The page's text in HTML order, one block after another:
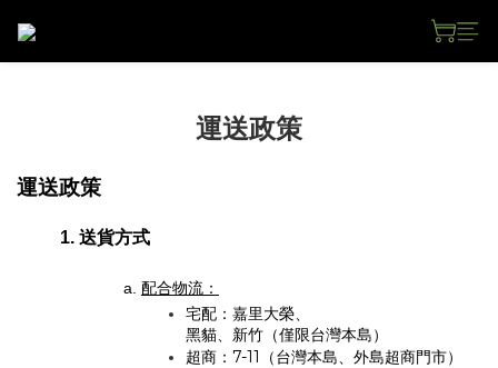
運送政策
運送政策
送貨方式
配合物流：
宅配：嘉里大榮、
黑貓、新竹 （僅限台灣本島）
超商：7-11（台灣本島、外島超商門市）